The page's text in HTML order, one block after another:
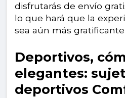
disfrutarás de envío
lo que hará que la
sea aún más
Deportivos,
elegantes:
deportivos